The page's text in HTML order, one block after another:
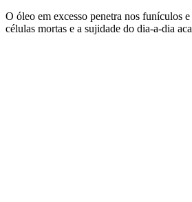
O óleo em excesso penetra nos funículos
células mortas e a sujidade do dia-a-dia